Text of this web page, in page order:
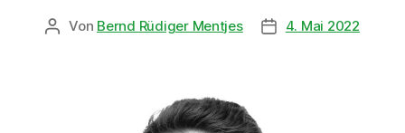
Von Bernd Rüdiger Mentjes 4. Mai 2022